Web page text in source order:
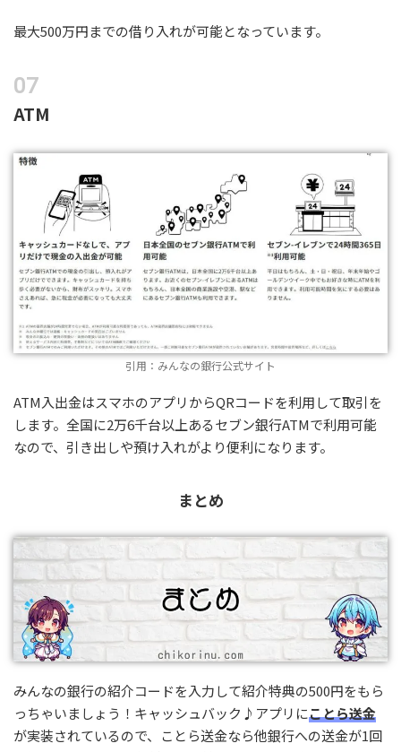
最大500万円までの借り入れが可能となっています。
ATM
引用：みんなの銀行公式サイト
ATM入出金はスマホのアプリからQRコードを利用して取引を
します。全国に2万6千台以上あるセブン銀行ATMで利用可能
なので、引き出しや預け入れがより便利になります。
まとめ
みんなの銀行の紹介コードを入力して紹介特典の500円をもら
っちゃいましょう！キャッシュバック♪アプリにことら送金
が実装されているので、ことら送金なら他銀行への送金が1回